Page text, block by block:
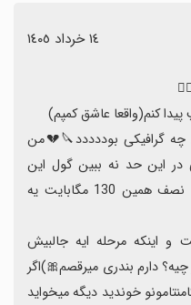
١٤ خرداد ١٤٠٥